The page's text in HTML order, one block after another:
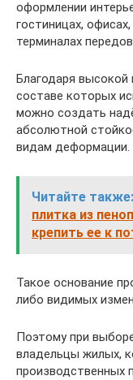
оформлении
гостиницах,
терминалах
Благодаря высокой
составе которых
можно создать
абсолютной
видам деформации.
Читайте также:
плитка из
крепить ее к
Такое основание
либо видимых
Поэтому при
владельцы жилых,
производственных